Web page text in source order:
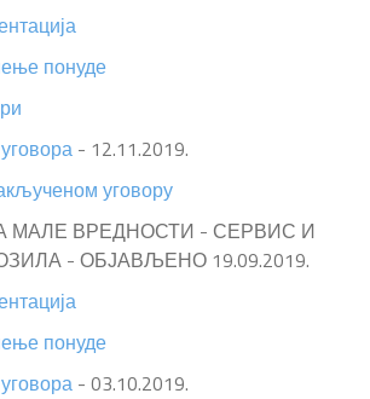
понуде
- 12.11.2019.
уговору
МАЛЕ ВРЕДНОСТИ - СЕРВИС И
- ОБЈАВЉЕНО 19.09.2019.
понуде
- 03.10.2019.